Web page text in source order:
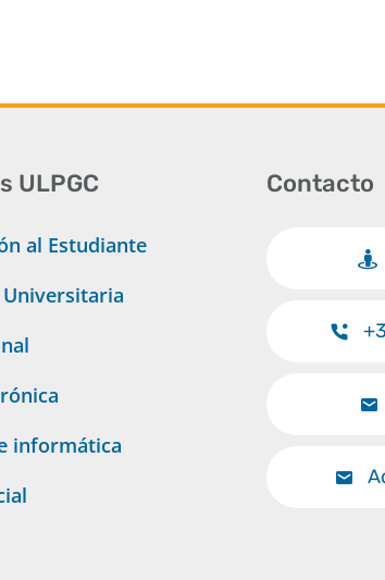
ULPGC
al Estudiante
informática
Contacto